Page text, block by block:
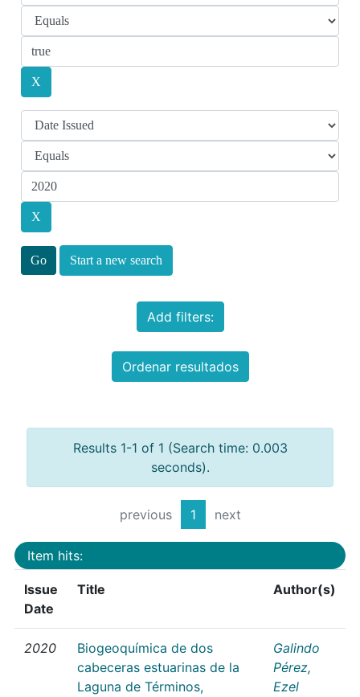
Start a new search
Add filters:
Ordenar resultados
Results 1-1 of 1 (Search time: 0.003
seconds).
previous 1 next
Item hits:
Issue
Date
Title Author(s)
2020
Biogeoquímica de dos
cabeceras estuarinas de la
Laguna de Términos,
Galindo
Pérez,
Ezel